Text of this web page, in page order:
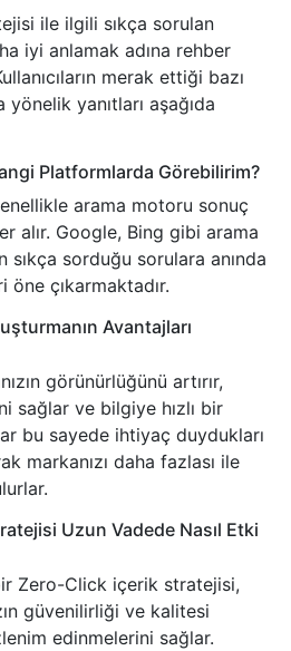
ile ilgili sıkça sorulan
iyi anlamak adına rehber
merak ettiği bazı
yanıtları aşağıda
Platformlarda Görebilirim?
arama motoru sonuç
alır. Google, Bing gibi arama
sıkça sorduğu sorulara anında
öne çıkarmaktadır.
Avantajları
görünürlüğünü artırır,
sağlar ve bilgiye hızlı bir
bu sayede ihtiyaç duydukları
markanızı daha fazlası ile
Uzun Vadede Nasıl Etki
Zero-Click içerik stratejisi,
güvenilirliği ve kalitesi
edinmelerini sağlar.